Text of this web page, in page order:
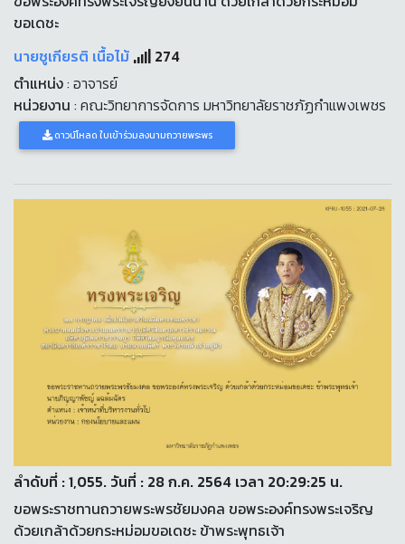
ขอเดชะ
นายชูเกียรติ เนื้อไม้
274
ตำแหน่ง: อาจารย์
หน่วยงาน : คณะวิทยาการจัดการ มหาวิทยาลัยราชภัฏกำแพงเพชร
ดาวน์โหลด ใบเข้าร่วมลงนามถวายพระพร
ลำดับที่ : 1,055. วันที่ : 28 ก.ค. 2564 เวลา 20:29:25 น.
ขอพระราชทานถวายพระพรชัยมงคล ขอพระองค์ทรงพระเจริญ
ด้วยเกล้าด้วยกระหม่อมขอเดชะ ข้าพระพุทธเจ้า